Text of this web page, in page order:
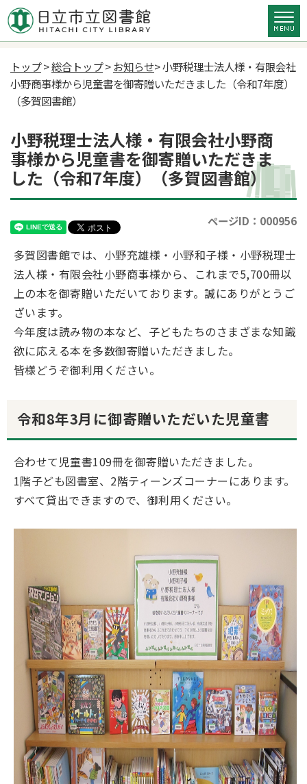
トップ>総合トップ>お知らせ> 小野税理士法人様・有限会社
小野商事様から児童書を御寄贈いただきました（令和7年度）
（多賀図書館）
小野税理士法人様・有限会社小野商
事様から児童書を御寄贈いただきま
した（令和7年度）（多賀図書館）
ページID：000956
多賀図書館では、小野充雄様・小野和子様・小野税理士
法人様・有限会社小野商事様から、これまで5,700冊以
上の本を御寄贈いただいております。誠にありがとうご
ざいます。
今年度は読み物の本など、子どもたちのさまざまな知識
欲に応える本を多数御寄贈いただきました。
皆様どうぞ御利用ください。
令和8年3月に御寄贈いただいた児童書
合わせて児童書109冊を御寄贈いただきました。
1階子ども図書室、2階ティーンズコーナーにあります。
すべて貸出できますので、御利用ください。